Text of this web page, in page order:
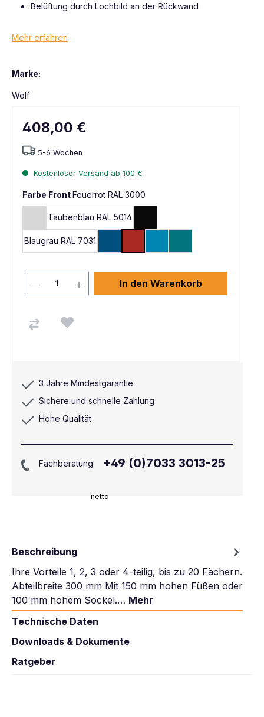
Belüftung durch Lochbild an der Rückwand
Mehr erfahren
Marke:
Wolf
408,00 €
netto
5-6 Wochen
Kostenloser Versand ab 100 €
Farbe FrontFeuerrot RAL 3000
Taubenblau RAL 5014
Blaugrau RAL 7031
In den Warenkorb
3 Jahre Mindestgarantie
Sichere und schnelle Zahlung
Hohe Qualität
Fachberatung +49 (0)7033 3013-25
Beschreibung
Ihre Vorteile 1, 2, 3 oder 4-teilig, bis zu 20 Fächern.
Abteilbreite 300 mm Mit 150 mm hohen Füßen oder
100 mm hohem Sockel.… Mehr
Technische Daten
Downloads & Dokumente
Ratgeber